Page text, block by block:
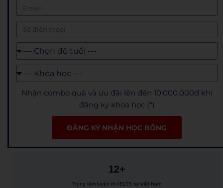
Nhận combo quà và ưu đãi lên đến 10.000.000đ khi
đăng ký khóa học (*)
ĐĂNG KÝ NHẬN HỌC BỔNG
12+
Trung tâm luyện thi IELTS tại Việt Nam